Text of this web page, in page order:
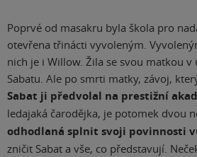
Poprvé od masakru byla škola pro
otevřena třinácti vyvoleným.
nich je i Willow. Žila se svou matkou
Sabatu. Ale po smrti matky, závoj,
Sabat ji předvolal na prestižní
ledajaká čarodějka, je potomek dvou
odhodlaná splnit svoji povinnosti
zničit Sabat a vše, co představují.